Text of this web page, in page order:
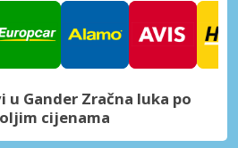
u Gander Zračna luka po
cijenama